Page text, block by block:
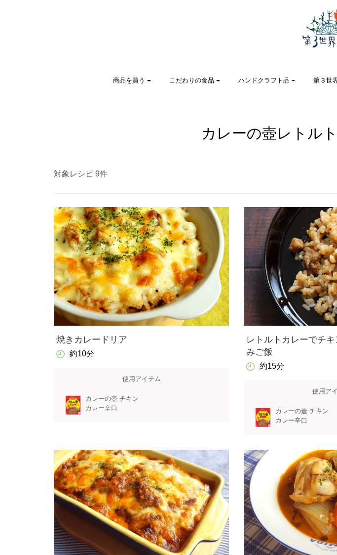
商品を買う こだわりの食品 ハンドクラフト品 第３世
カレーの壺レトル
対象レシピ 9件
焼きカレードリア
約10分
使用アイテム
カレーの壺 チキン
カレー辛口
レトルトカレーでチ
みご飯
約15分
使用ア
カレーの壺 チキン
カレー辛口